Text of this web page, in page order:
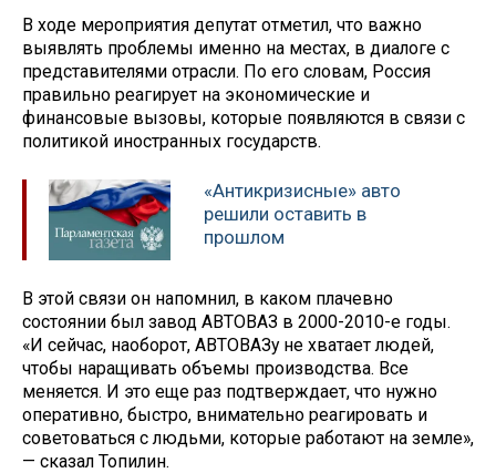
В ходе мероприятия депутат отметил, что важно
выявлять проблемы именно на местах, в диалоге с
представителями отрасли. По его словам, Россия
правильно реагирует на экономические и
финансовые вызовы, которые появляются в связи с
политикой иностранных государств.
«Антикризисные» авто
решили оставить в
прошлом
В этой связи он напомнил, в каком плачевно
состоянии был завод АВТОВАЗ в 2000-2010-е годы.
«И сейчас, наоборот, АВТОВАЗу не хватает людей,
чтобы наращивать объемы производства. Все
меняется. И это еще раз подтверждает, что нужно
оперативно, быстро, внимательно реагировать и
советоваться с людьми, которые работают на земле»,
— сказал Топилин.